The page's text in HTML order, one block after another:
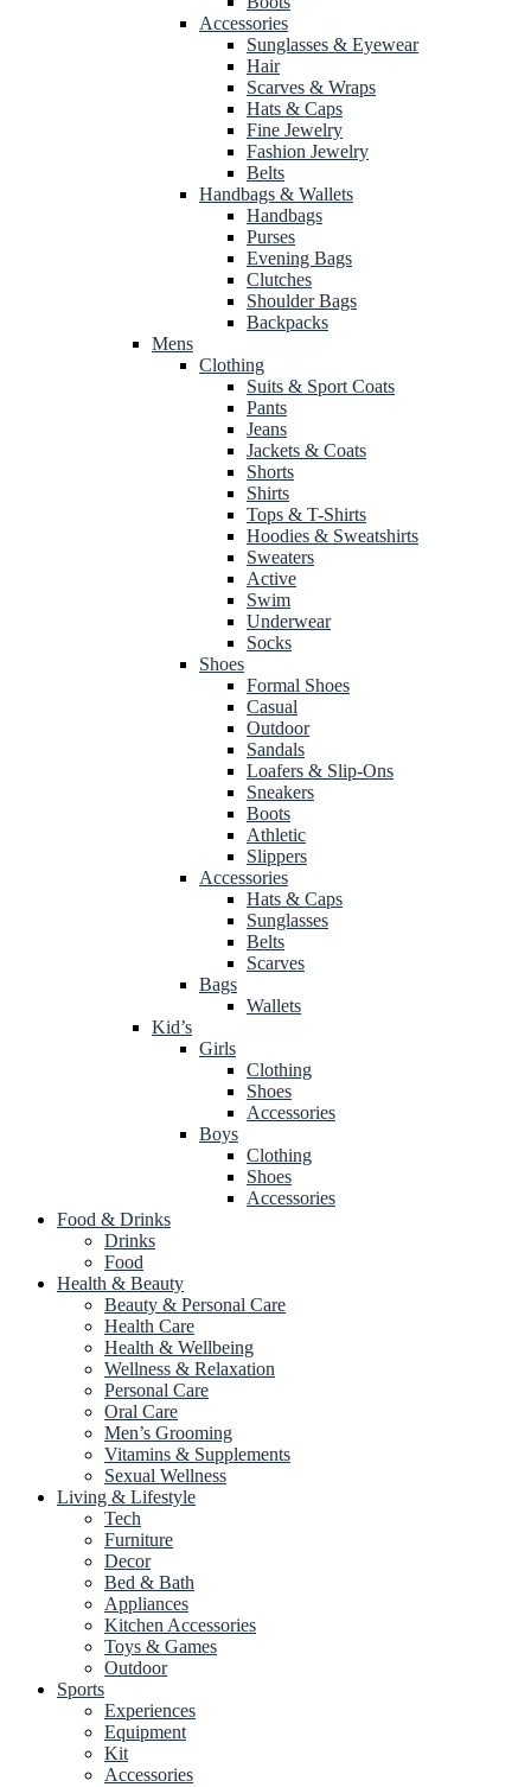
Accessories
Sunglasses & Eyewear
Hair
Scarves & Wraps
Hats & Caps
Fine Jewelry
Fashion Jewelry
Belts
Handbags & Wallets
Handbags
Purses
Evening Bags
Clutches
Shoulder Bags
Backpacks
Mens
Clothing
Suits & Sport Coats
Pants
Jeans
Jackets & Coats
Shorts
Shirts
Tops & T-Shirts
Hoodies & Sweatshirts
Sweaters
Active
Swim
Underwear
Socks
Shoes
Formal Shoes
Casual
Outdoor
Sandals
Loafers & Slip-Ons
Sneakers
Boots
Athletic
Slippers
Accessories
Hats & Caps
Sunglasses
Belts
Scarves
Bags
Wallets
Kid’s
Girls
Clothing
Shoes
Accessories
Boys
Clothing
Shoes
Accessories
Food & Drinks
Drinks
Food
Health & Beauty
Beauty & Personal Care
Health Care
Health & Wellbeing
Wellness & Relaxation
Personal Care
Oral Care
Men’s Grooming
Vitamins & Supplements
Sexual Wellness
Living & Lifestyle
Tech
Furniture
Decor
Bed & Bath
Appliances
Kitchen Accessories
Toys & Games
Outdoor
Sports
Experiences
Equipment
Kit
Accessories